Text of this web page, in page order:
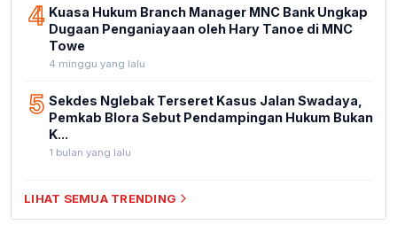
4 Kuasa Hukum Branch Manager MNC Bank Ungkap
Dugaan Penganiayaan oleh Hary Tanoe di MNC
Towe
4 minggu yang lalu
5 Sekdes Nglebak Terseret Kasus Jalan Swadaya,
Pemkab Blora Sebut Pendampingan Hukum Bukan
K...
1 bulan yang lalu
LIHAT SEMUA TRENDING